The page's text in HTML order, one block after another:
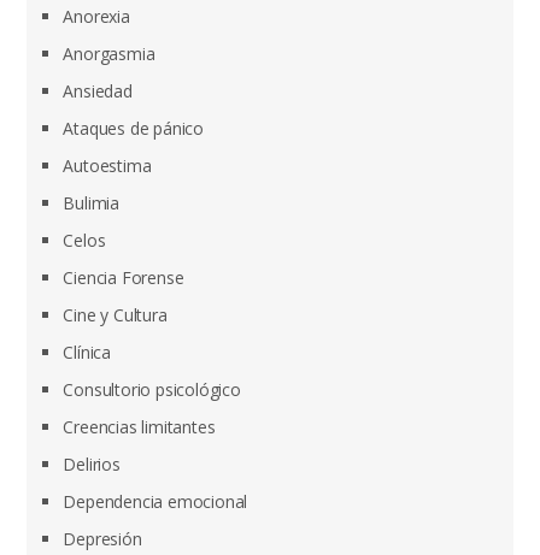
Anorexia
Anorgasmia
Ansiedad
Ataques de pánico
Autoestima
Bulimia
Celos
Ciencia Forense
Cine y Cultura
Clínica
Consultorio psicológico
Creencias limitantes
Delirios
Dependencia emocional
Depresión